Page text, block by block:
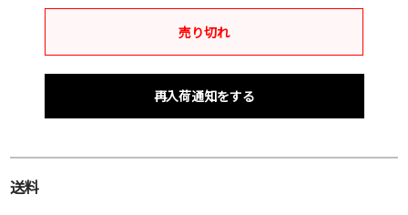
売り切れ
再入荷通知をする
送料